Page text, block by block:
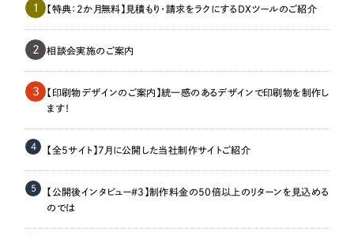
1 【特典：2か月無料】見積もり・請求をラクにするDXツールのご紹介
2 相談会実施のご案内
3
【印刷物デザインのご案内】統一感のあるデザインで印刷物を制作し
ます！
4 【全5サイト】7月に公開した当社制作サイトご紹介
5
【公開後インタビュー＃3】制作料金の50倍以上のリターンを見込める
のでは